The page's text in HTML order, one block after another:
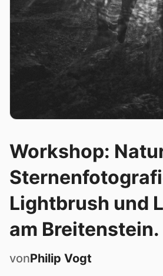
Workshop:
Lightbrush und
am Breitenstein.
vonPhilip Vogt